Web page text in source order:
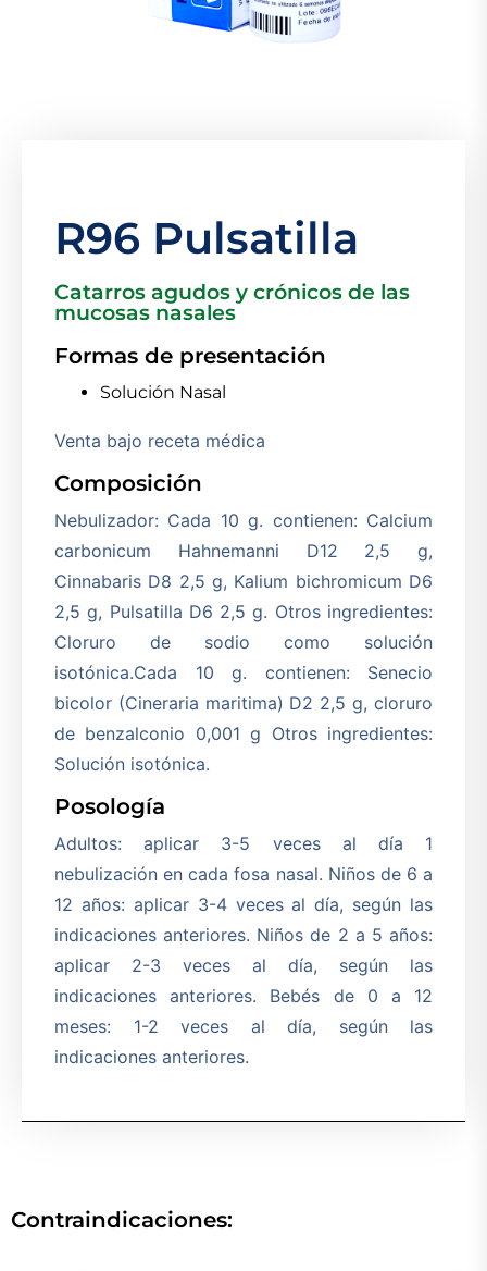
R96 Pulsatilla
Catarros agudos y crónicos de las
mucosas nasales
Formas de presentación
Solución Nasal
Venta bajo receta médica
Composición
Nebulizador: Cada 10 g. contienen: Calcium
carbonicum Hahnemanni D12 2,5 g,
Cinnabaris D8 2,5 g, Kalium bichromicum D6
2,5 g, Pulsatilla D6 2,5 g. Otros ingredientes:
Cloruro de sodio como solución
isotónica.Cada 10 g. contienen: Senecio
bicolor (Cineraria maritima) D2 2,5 g, cloruro
de benzalconio 0,001 g Otros ingredientes:
Solución isotónica.
Posología
Adultos: aplicar 3-5 veces al día 1
nebulización en cada fosa nasal. Niños de 6 a
12 años: aplicar 3-4 veces al día, según las
indicaciones anteriores. Niños de 2 a 5 años:
aplicar 2-3 veces al día, según las
indicaciones anteriores. Bebés de 0 a 12
meses: 1-2 veces al día, según las
indicaciones anteriores.
Contraindicaciones: